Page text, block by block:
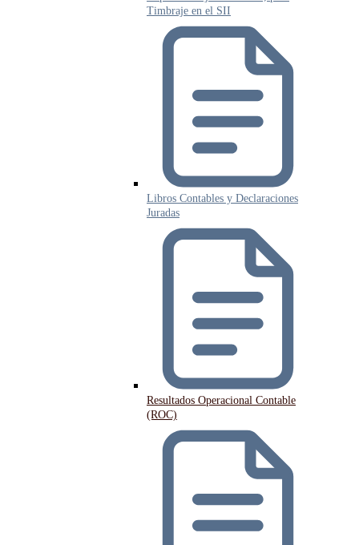
Timbraje en el SII
Libros Contables y Declaraciones
Juradas
Resultados Operacional Contable
(ROC)